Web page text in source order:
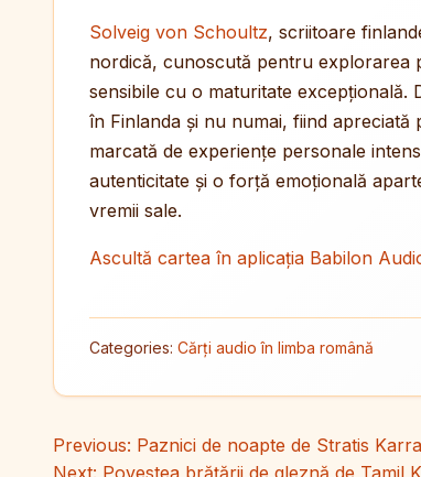
Solveig von Schoultz, scriitoare
nordică, cunoscută pentru explorarea
sensibile cu o maturitate excepțională.
în Finlanda și nu numai, fiind
marcată de experiențe personale
autenticitate și o forță emoțională
vremii sale.
Ascultă cartea în aplicația Babilon
Categories: Cărți audio în limba română
Navigare în articole
Previous: Paznici de noapte de Stratis
Next: Povestea brățării de gleznă de Tamil